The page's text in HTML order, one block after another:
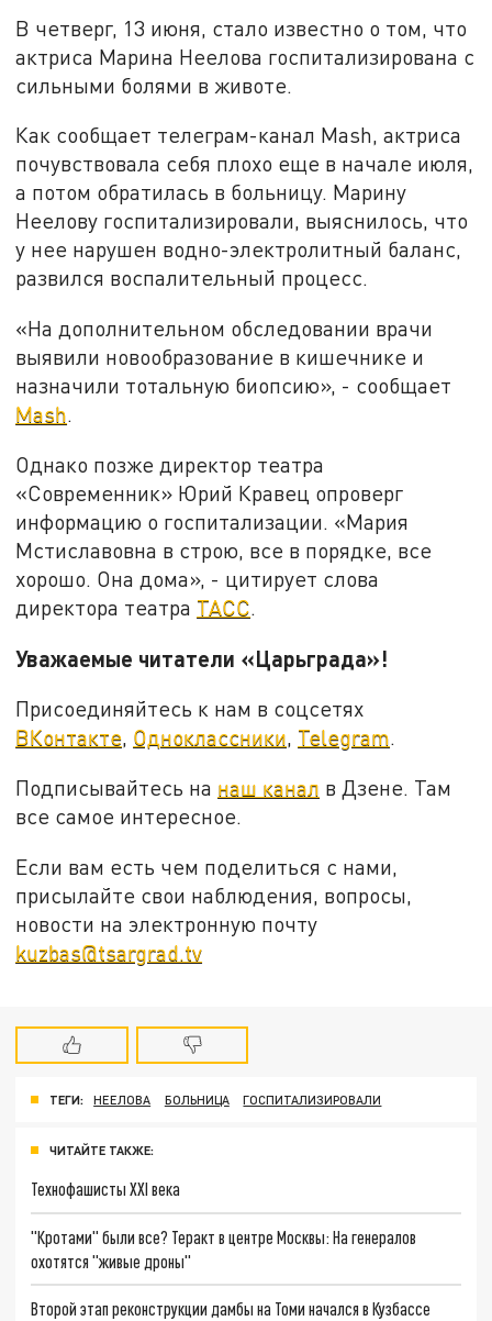
В четверг, 13 июня, стало известно о том, что
актриса Марина Неелова госпитализирована с
сильными болями в животе.
Как сообщает телеграм-канал Mash, актриса
почувствовала себя плохо еще в начале июля,
а потом обратилась в больницу. Марину
Неелову госпитализировали, выяснилось, что
у нее нарушен водно-электролитный баланс,
развился воспалительный процесс.
«На дополнительном обследовании врачи
выявили новообразование в кишечнике и
назначили тотальную биопсию», - сообщает
Mash.
Однако позже директор театра
«Современник» Юрий Кравец опроверг
информацию о госпитализации. «Мария
Мстиславовна в строю, все в порядке, все
хорошо. Она дома», - цитирует слова
директора театра ТАСС.
Уважаемые читатели «Царьграда»!
Присоединяйтесь к нам в соцсетях
ВКонтакте, Одноклассники, Telegram.
Подписывайтесь на наш канал в Дзене. Там
все самое интересное.
Если вам есть чем поделиться с нами,
присылайте свои наблюдения, вопросы,
новости на электронную почту
kuzbas@tsargrad.tv
ТЕГИ: НЕЕЛОВА БОЛЬНИЦА ГОСПИТАЛИЗИРОВАЛИ
ЧИТАЙТЕ ТАКЖЕ:
Технофашисты XXI века
"Кротами" были все? Теракт в центре Москвы: На генералов
охотятся "живые дроны"
Второй этап реконструкции дамбы на Томи начался в Кузбассе